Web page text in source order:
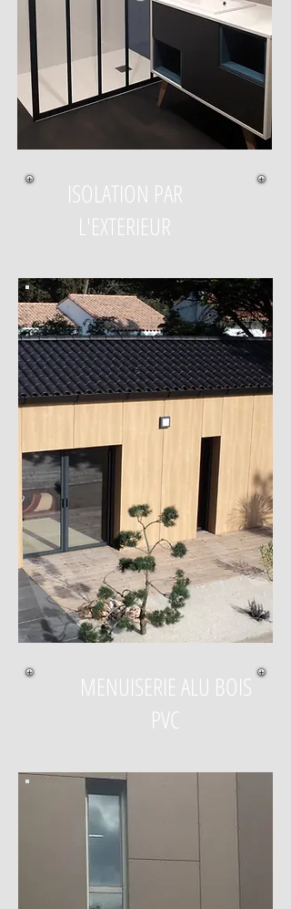
ISOLATION PAR
L'EXTERIEUR
MENUISERIE ALU BOIS
PVC